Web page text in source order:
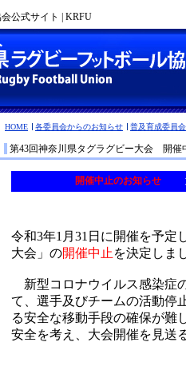
公式サイト | KRFU
HOME 各委員会からのお知らせ 普及育成委員会
第43回神奈川県タグラグビー大会 開